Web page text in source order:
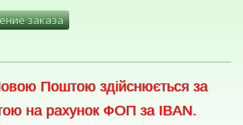
заказа
Поштою здійснюється за
на рахунок ФОП за IBAN.